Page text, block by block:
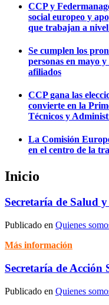
CCP y
social europeo y
que trabajan a
Se cumplen los
personas en mayo
afiliados
CCP gana las
convierte en la
Técnicos y
La Comisión
en el centro de la
Inicio
Secretaría de Salud
Publicado en Quienes
Más información
Secretaría de Acción
Publicado en Quienes